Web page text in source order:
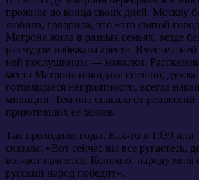
прожила до конца своих дней. Москву
любила, говорила, что «это святой
Матрона жила в разных семьях, везде
раз чудом избежала ареста. Вместе с
ней послушницы — хожалки.
места Матрона покидала спешно, духом
готовящиеся неприятности, всегда
милиции. Тем она спасала от репрессий
приютивших ее хозяев.
Так проходили годы. Как-то в 1939 или
сказала: «Вот сейчас вы все ругаетесь,
вот-вот начнется. Конечно, народу
русский народ победит».